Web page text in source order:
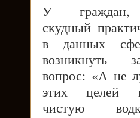
У
скудный
в данных
возникнуть
вопрос: «А не
этих целей
чистую